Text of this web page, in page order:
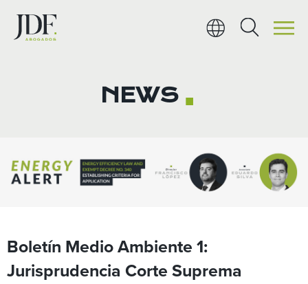
contenido
NEWS ■
Boletín Medio Ambiente 1:
Jurisprudencia Corte Suprema